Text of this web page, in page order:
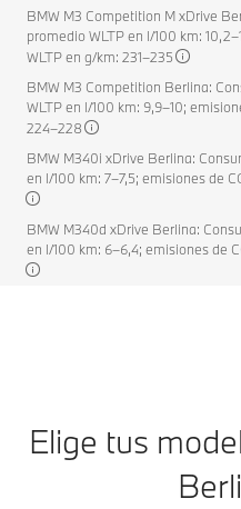
BMW M3 Competition M xDrive
promedio WLTP en l/100 km:
WLTP en g/km: 231–235
BMW M3 Competition Berlina:
WLTP en l/100 km: 9,9–10;
224–228
BMW M340i xDrive Berlina:
en l/100 km: 7–7,5; emisiones de
BMW M340d xDrive Berlina:
en l/100 km: 6–6,4; emisiones de
Elige tus